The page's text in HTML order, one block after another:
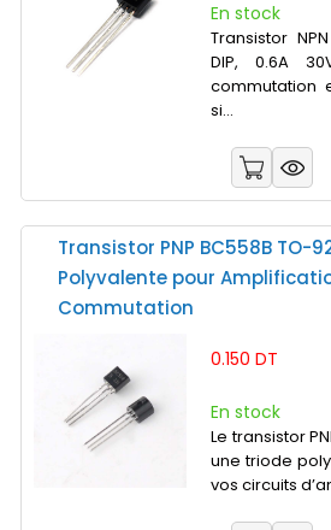
En stock
Transistor
DIP, 0.6A
commutation
si...
Transistor PNP BC558B TO-
Polyvalente pour
Commutation
0.150 DT
En stock
Le transistor
une triode
vos circuits